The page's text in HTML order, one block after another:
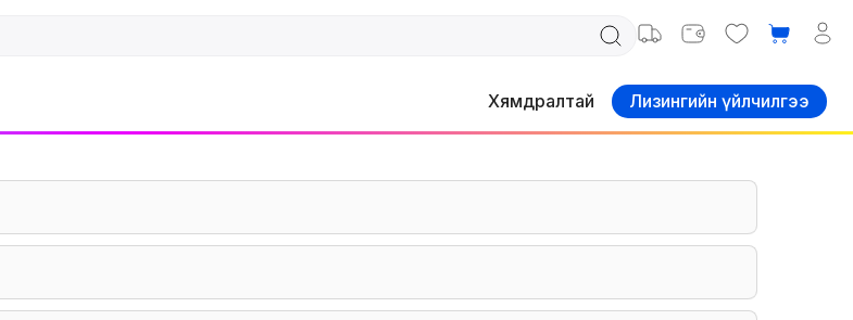
Хямдралтай Лизингийн үйлчилгээ